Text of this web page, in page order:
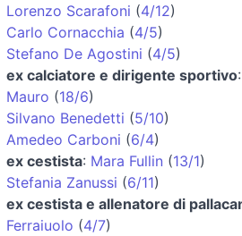
Lorenzo Scarafoni (4/12)
Carlo Cornacchia (4/5)
Stefano De Agostini (4/5)
ex calciatore e dirigente sportivo:
Mauro (18/6)
Silvano Benedetti (5/10)
Amedeo Carboni (6/4)
ex cestista: Mara Fullin (13/1)
Stefania Zanussi (6/11)
ex cestista e allenatore di
Ferraiuolo (4/7)